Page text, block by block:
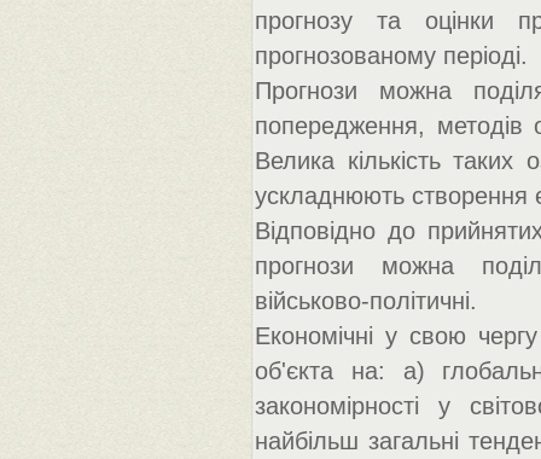
прогнозу та оцінки
прогнозованому періоді.
Прогнози можна
попередження, методів
Велика кількість таких
ускладнюють створення
Відповідно до
прогнози можна
військово-політичні.
Економічні у свою
об'єкта на: а)
закономірності у
найбільш загальні